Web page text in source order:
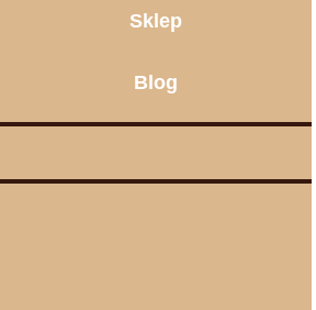
Sklep
Blog